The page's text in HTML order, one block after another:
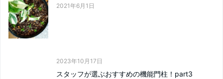
2021年6月1日
2023年10月17日
スタッフが選ぶおすすめの機能門柱！part3